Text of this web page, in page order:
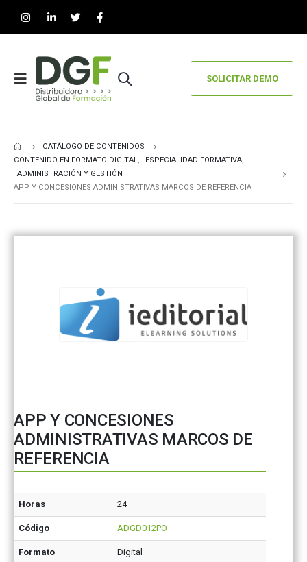
SOLICITAR DEMO
CATÁLOGO DE CONTENIDOS
CONTENIDO EN FORMATO DIGITAL, ESPECIALIDAD FORMATIVA,
ADMINISTRACIÓN Y GESTIÓN
APP Y CONCESIONES ADMINISTRATIVAS MARCOS DE REFERENCIA
APP Y CONCESIONES
ADMINISTRATIVAS MARCOS DE
REFERENCIA
Horas 24
Código ADGD012PO
Formato Digital